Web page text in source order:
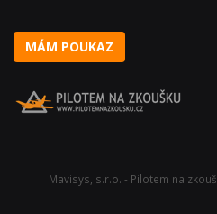
MÁM POUKAZ
Mavisys, s.r.o. - Pilotem na